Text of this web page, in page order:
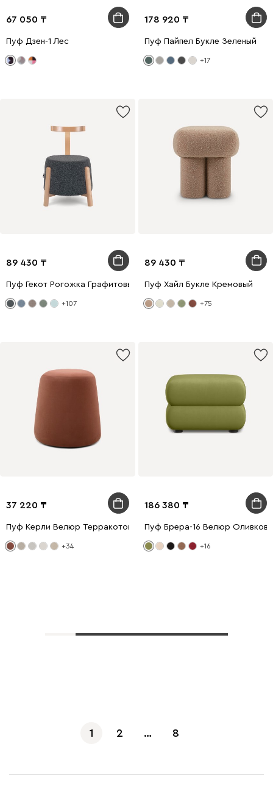
67 050
Пуф Дзен-1 Лес
178 920
Пуф Пайпел Букле Зеленый
+17
89 430
Пуф Гекот Рогожка Графитовый
+107
89 430
Пуф Хайл Букле Кремовый
+75
37 220
Пуф Керли Велюр Терракотовый
+34
186 380
Пуф Брера-16 Велюр
+16
1 2 … 8